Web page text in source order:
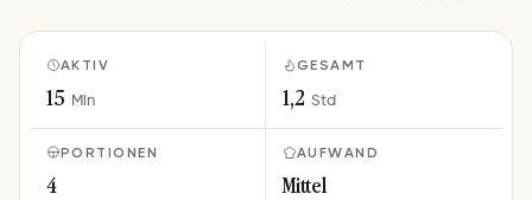
AKTIV
15 Min
GESAMT
1,2 Std
PORTIONEN
4
AUFWAND
Mittel